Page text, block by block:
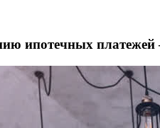
ипотечных платежей